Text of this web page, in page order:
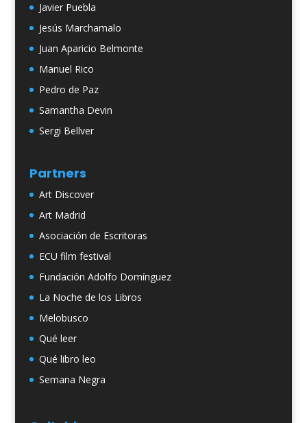
Javier Puebla
Jesús Marchamalo
Juan Aparicio Belmonte
Manuel Rico
Pedro de Paz
Samantha Devin
Sergi Bellver
Partners
Art Discover
Art Madrid
Asociación de Escritoras
ECU film festival
Fundación Adolfo Domínguez
La Noche de los Libros
Melobusco
Qué leer
Qué libro leo
Semana Negra